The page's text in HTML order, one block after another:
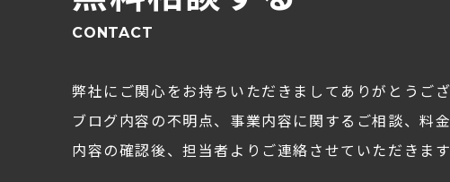
CONTACT
弊社にご関心をお持ちいただきましてありがとうござ
ブログ内容の不明点、事業内容に関するご相談、料
内容の確認後、担当者よりご連絡させていただきます